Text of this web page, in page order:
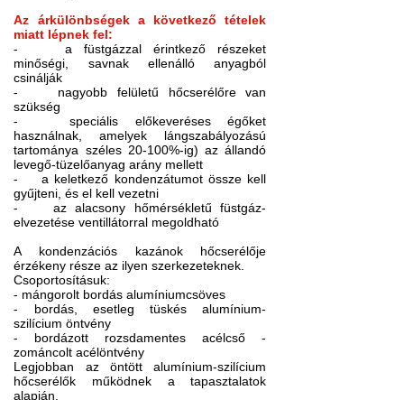
Az árkülönbségek a következő tételek
miatt lépnek fel:
- a füstgázzal érintkező részeket
minőségi, savnak ellenálló anyagból
csinálják
- nagyobb felületű hőcserélőre van
szükség
- speciális előkeveréses égőket
használnak, amelyek lángszabályozású
tartománya széles 20-100%-ig) az állandó
levegő-tüzelőanyag arány mellett
- a keletkező kondenzátumot össze kell
gyűjteni, és el kell vezetni
- az alacsony hőmérsékletű füstgáz-
elvezetése ventillátorral megoldható
A kondenzációs kazánok hőcserélője
érzékeny része az ilyen szerkezeteknek.
Csoportosításuk:
- mángorolt bordás alumíniumcsöves
- bordás, esetleg tüskés alumínium-
szilícium öntvény
- bordázott rozsdamentes acélcső -
zománcolt acélöntvény
Legjobban az öntött alumínium-szilícium
hőcserélők működnek a tapasztalatok
alapján.